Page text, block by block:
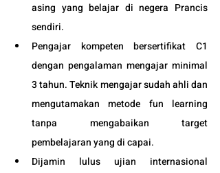
asing yang belajar di negera Prancis
sendiri.
Pengajar kompeten bersertifikat C1
dengan pengalaman mengajar minimal
3 tahun. Teknik mengajar sudah ahli dan
mengutamakan metode fun learning
tanpa mengabaikan target
pembelajaran yang di capai.
Dijamin lulus ujian internasional